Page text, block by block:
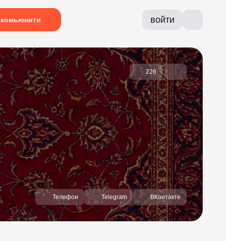
комьюнити войти
226
Телефон Telegram ВКонтакте